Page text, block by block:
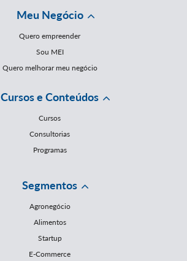
Meu Negócio
Quero empreender
Sou MEI
Quero melhorar meu negócio
Cursos e Conteúdos
Cursos
Consultorias
Programas
Segmentos
Agronegócio
Alimentos
Startup
E-Commerce